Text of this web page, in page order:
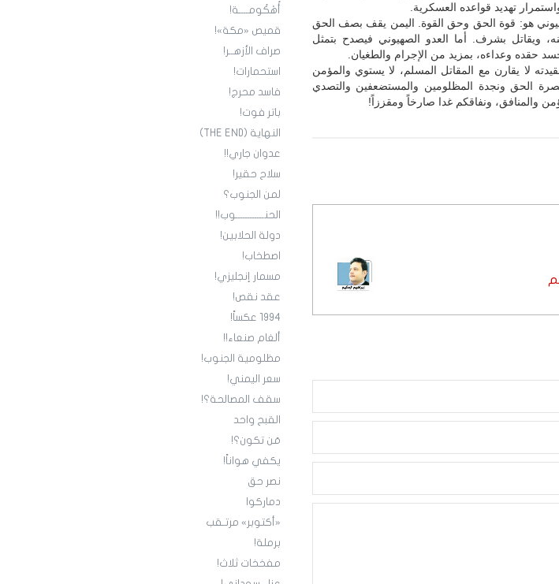
أُهْكُومــــة!
قميص «مكة»!
صراف الأزهــر!
استحمارات!
فاسد محرج!
باتر فوت!
النهاية (THE END)
عدوان جاري!!
سلاح حقير!
لمن الجنوب؟
الحنــــــــــــوب!!
دولة الحلابين!
اصطخاب!
مسمار إنجليزي!
عقد نقص!
1994 عكساً!
ألغام صنعاء!!
مظلومية الجنوب!
سعر اليمني!
سقف المصالحة؟!
القبح واحد
مَن تكون؟!
يكفي هواناً!
نصر حق
دماركوا
«أكتوبر» مرتـقب
برملة!
مفخخات ثلاث!
تهديد قواعده العسكرية.
هو: قوة الحق وحق القوة. اليمن يقف بصف الحق
ويقاتل بشرف. أما العدو الصهيوني فيصدح بتمثل
حقده وعداءه، بمزيد من الإجرام والطغيان.
لا يقارن مع المقاتل المسلم، لا يستوي والمؤمن
نصرة الحق ونجدة المظلومين والمستضعفين والتصدي
والمنافق، ونفاقكم غدا صارخاً ومقززاً!